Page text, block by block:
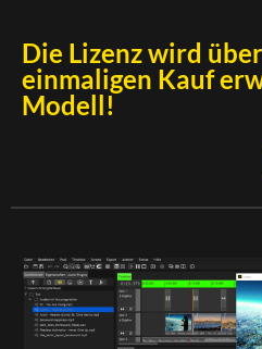
Die Lizenz wird
einmaligen Kauf
Modell!